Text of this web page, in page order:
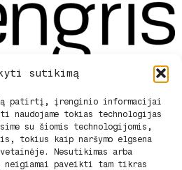
sutikimą
patirtį, įrenginio informacijai
naudojame tokias technologijas
su šiomis technologijomis,
tokius kaip naršymo elgsena
Nesutikimas arba
neigiamai paveikti tam tikras